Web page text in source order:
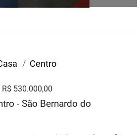
Centro
R$ 530.000,00
- São Bernardo do